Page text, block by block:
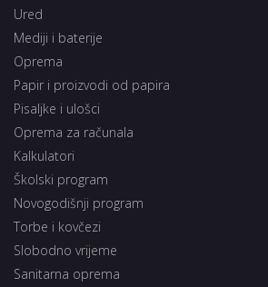
Ured
Mediji i baterije
Oprema
Papir i proizvodi od papira
Pisaljke i ulošci
Oprema za računala
Kalkulatori
Školski program
Novogodišnji program
Torbe i kovčezi
Slobodno vrijeme
Sanitarna oprema